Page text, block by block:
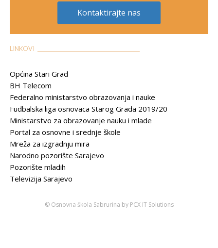
Kontaktirajte nas
LINKOVI __________________________________________
Općina Stari Grad
BH Telecom
Federalno ministarstvo obrazovanja i nauke
Fudbalska liga osnovaca Starog Grada 2019/20
Ministarstvo za obrazovanje nauku i mlade
Portal za osnovne i srednje škole
Mreža za izgradnju mira
Narodno pozorište Sarajevo
Pozorište mladih
Televizija Sarajevo
© Osnovna škola Sabrurina by PCX IT Solutions